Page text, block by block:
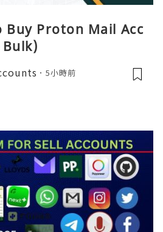
Buy Proton Mail Acc
5小時前